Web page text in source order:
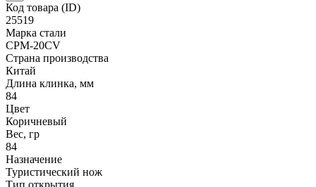
Код товара (ID)
25519
Марка стали
CPM-20CV
Страна производства
Китай
Длина клинка, мм
84
Цвет
Коричневый
Вес, гр
84
Назначение
Туристический нож
Тип открытия